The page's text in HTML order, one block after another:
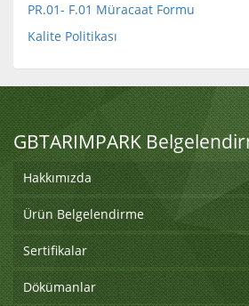
PR.01- F.01 Müracaat Formu
Kalite Politikası
GBTARIMPARK
Hakkımızda
Ürün Belgelendirme
Sertifikalar
Dökümanlar